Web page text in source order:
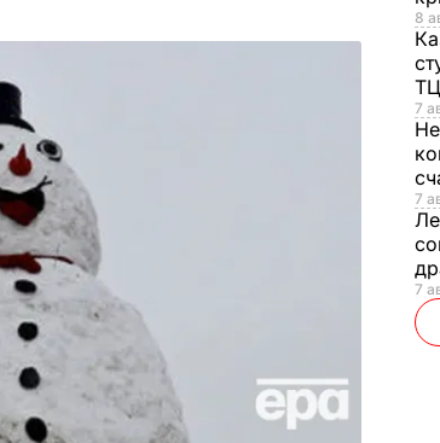
8
7
7
7